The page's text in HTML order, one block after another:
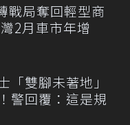
戰局奪回輕型商
2月車市年增
「雙腳未著地」
警回覆：這是規